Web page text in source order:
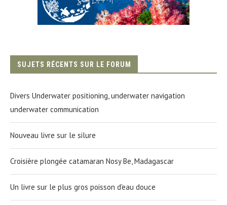
SUJETS RÉCENTS SUR LE FORUM
Divers Underwater positioning, underwater navigation
underwater communication
Nouveau livre sur le silure
Croisière plongée catamaran Nosy Be, Madagascar
Un livre sur le plus gros poisson d'eau douce